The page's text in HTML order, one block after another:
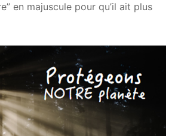
en majuscule pour qu’il ait plus